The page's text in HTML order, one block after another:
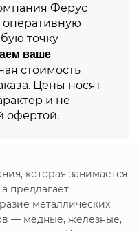
Ферус
оперативную
точку
ваше
стоимость
Цены носят
и не
офертой.
которая занимается
предлагает
металлических
— медные, железные,